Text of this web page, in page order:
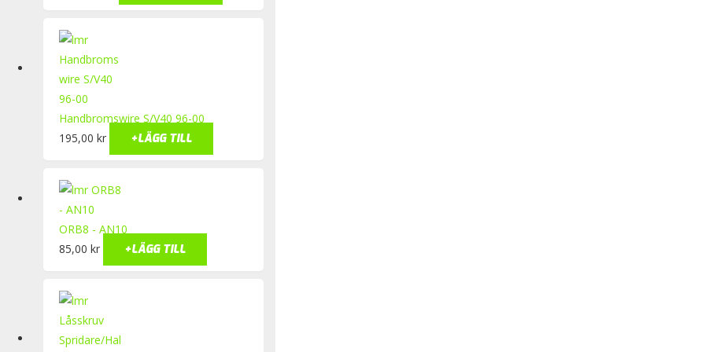
Handbromswire S/V40 96-00
195,00 kr +LÄGG TILL
ORB8 - AN10
85,00 kr +LÄGG TILL